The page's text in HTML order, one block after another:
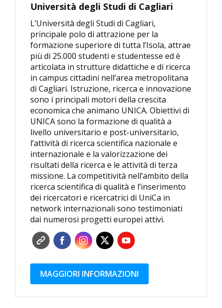
Università degli Studi di Cagliari
L’Università degli Studi di Cagliari,
principale polo di attrazione per la
formazione superiore di tutta l’Isola, attrae
più di 25.000 studenti e studentesse ed è
articolata in strutture didattiche e di ricerca
in campus cittadini nell’area metropolitana
di Cagliari. Istruzione, ricerca e innovazione
sono i principali motori della crescita
economica che animano UNICA. Obiettivi di
UNICA sono la formazione di qualità a
livello universitario e post-universitario,
l’attività di ricerca scientifica nazionale e
internazionale e la valorizzazione dei
risultati della ricerca e le attività di terza
missione. La competitività nell’ambito della
ricerca scientifica di qualità e l’inserimento
dei ricercatori e ricercatrici di UniCa in
network internazionali sono testimoniati
dai numerosi progetti europei attivi.
MAGGIORI INFORMAZIONI